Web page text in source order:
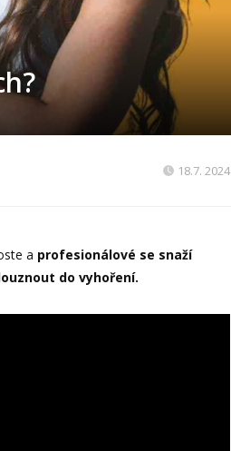
18.7. 2024
a profesionálové se snaží
do vyhoření.